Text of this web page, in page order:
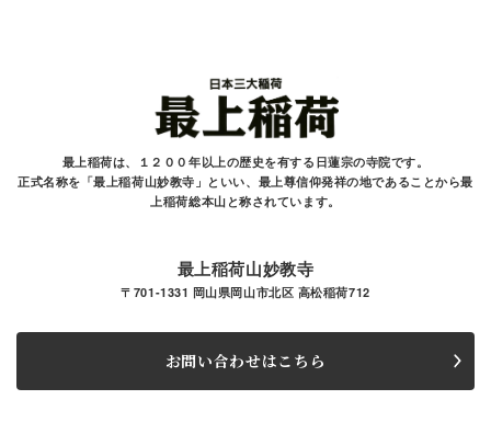
最上稲荷は、１２００年以上の歴史を有する 日蓮宗の寺院です。
正式名称を「最上稲荷山妙教寺」といい、最上尊信仰発祥の地であることから最
上稲荷総本山と称されています。
最上稲荷山妙教寺
〒701-1331 岡山県岡山市北区 高松稲荷712
お問い合わせはこちら